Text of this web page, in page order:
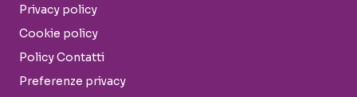
Privacy policy
Cookie policy
Policy Contatti
Preferenze privacy